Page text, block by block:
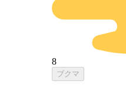
8
ブクマ